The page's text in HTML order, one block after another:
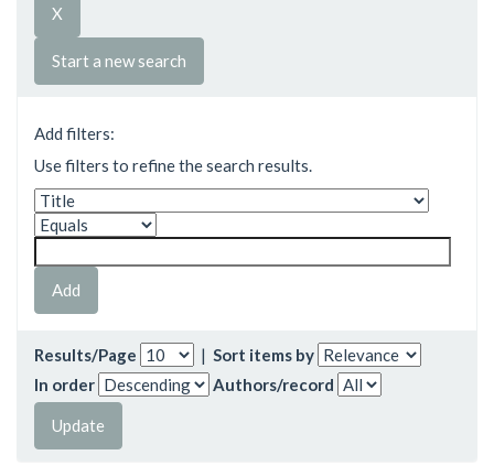
Start a new search
Add filters:
Use filters to refine the search results.
Results/Page | Sort items by
In order
Authors/record